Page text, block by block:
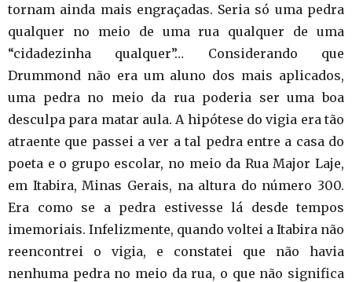
tornam ainda mais engraçadas. Seria só uma pedra
qualquer no meio de uma rua qualquer de uma
“cidadezinha qualquer”… Considerando que
Drummond não era um aluno dos mais aplicados,
uma pedra no meio da rua poderia ser uma boa
desculpa para matar aula. A hipótese do vigia era tão
atraente que passei a ver a tal pedra entre a casa do
poeta e o grupo escolar, no meio da Rua Major Laje,
em Itabira, Minas Gerais, na altura do número 300.
Era como se a pedra estivesse lá desde tempos
imemoriais. Infelizmente, quando voltei a Itabira não
reencontrei o vigia, e constatei que não havia
nenhuma pedra no meio da rua, o que não significa